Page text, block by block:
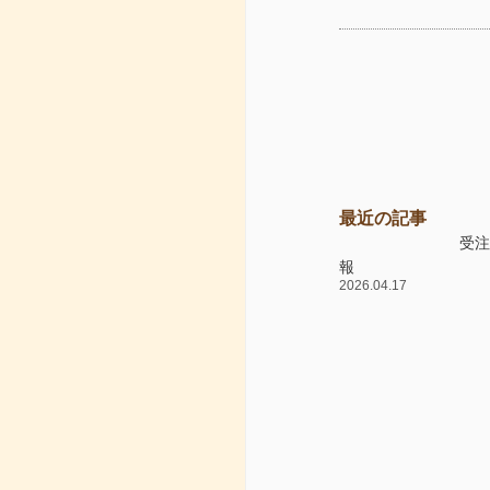
最近の記事
受
報
2026.04.17